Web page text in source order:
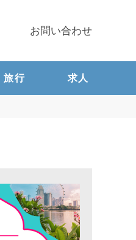
旅行 求人
お問い合わせ